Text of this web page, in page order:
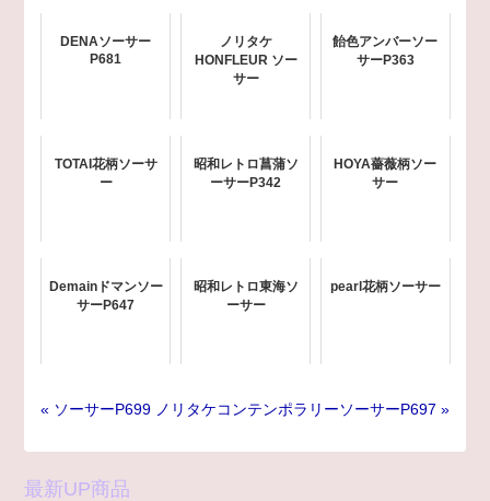
DENAソーサー
P681
ノリタケ
HONFLEUR ソー
サー
飴色アンバーソー
サーP363
TOTAI花柄ソーサ
ー
昭和レトロ菖蒲ソ
ーサーP342
HOYA薔薇柄ソー
サー
Demainドマンソー
サーP647
昭和レトロ東海ソ
ーサー
pearl花柄ソーサー
« ソーサーP699 ノリタケコンテンポラリーソーサーP697 »
最新UP商品